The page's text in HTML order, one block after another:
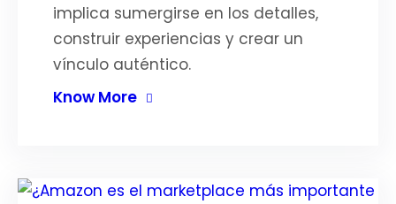
implica sumergirse en los detalles,
construir experiencias y crear un
vínculo auténtico.
Know More